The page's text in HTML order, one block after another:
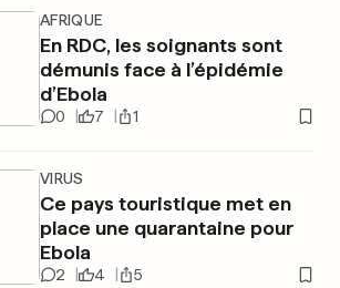
AFRIQUE
En RDC, les soignants sont
démunis face à l’épidémie
d’Ebola
0 7 1
VIRUS
Ce pays touristique met en
place une quarantaine pour
Ebola
2 4 5